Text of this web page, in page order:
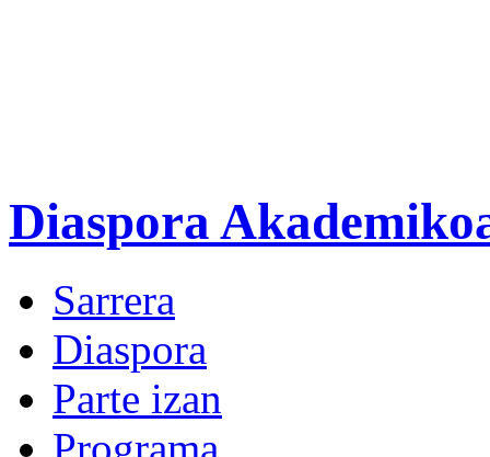
Diaspora
Sarrera
Diaspora
Parte izan
Programa